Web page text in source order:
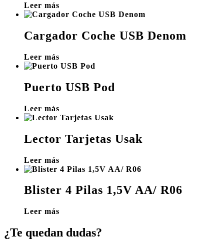
Leer más
Cargador Coche USB Denom
Leer más
Puerto USB Pod
Leer más
Lector Tarjetas Usak
Leer más
Blister 4 Pilas 1,5V AA/ R06
Leer más
¿Te quedan dudas?